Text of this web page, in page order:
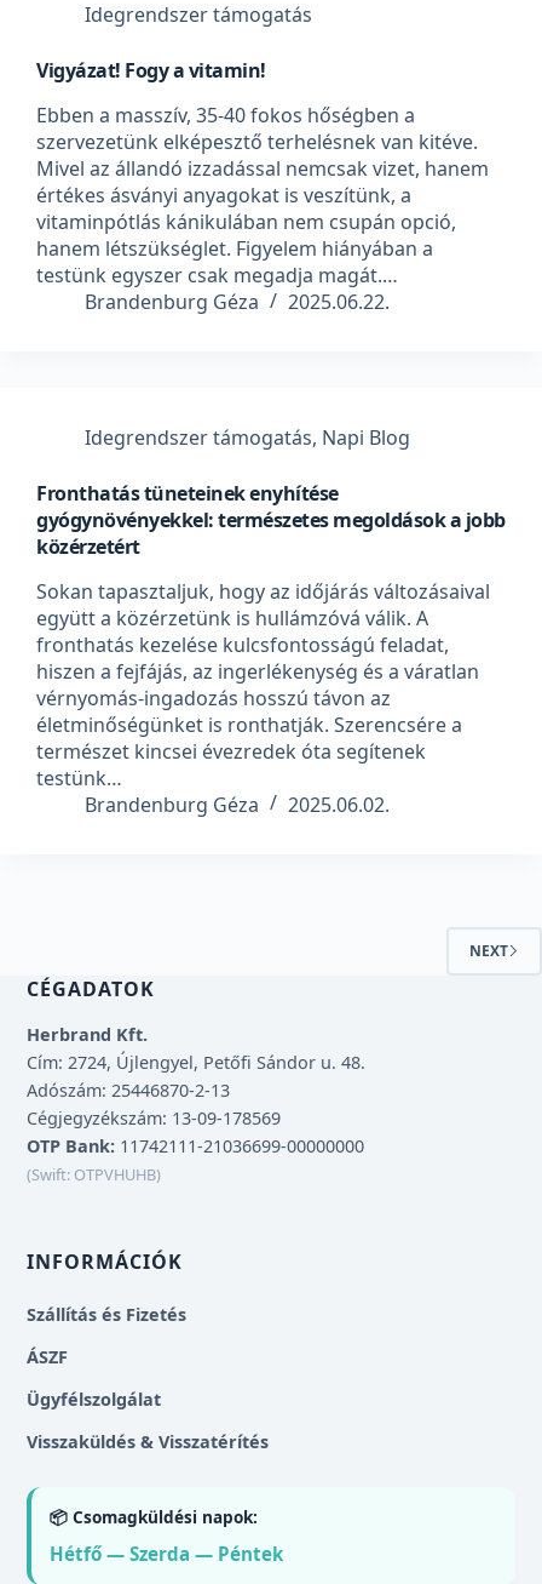
Idegrendszer támogatás
Vigyázat! Fogy a vitamin!
Ebben a masszív, 35-40 fokos hőségben a
szervezetünk elképesztő terhelésnek van kitéve.
Mivel az állandó izzadással nemcsak vizet, hanem
értékes ásványi anyagokat is veszítünk, a
vitaminpótlás kánikulában nem csupán opció,
hanem létszükséglet. Figyelem hiányában a
testünk egyszer csak megadja magát.…
Brandenburg Géza
2025.06.22.
Idegrendszer támogatás, Napi Blog
Fronthatás tüneteinek enyhítése
gyógynövényekkel: természetes megoldások a jobb
közérzetért
Sokan tapasztaljuk, hogy az időjárás változásaival
együtt a közérzetünk is hullámzóvá válik. A
fronthatás kezelése kulcsfontosságú feladat,
hiszen a fejfájás, az ingerlékenység és a váratlan
vérnyomás-ingadozás hosszú távon az
életminőségünket is ronthatják. Szerencsére a
természet kincsei évezredek óta segítenek
testünk…
Brandenburg Géza
2025.06.02.
NEXT
CÉGADATOK
Herbrand Kft.
Cím: 2724, Újlengyel, Petőfi Sándor u. 48.
Adószám: 25446870-2-13
Cégjegyzékszám: 13-09-178569
OTP Bank: 11742111-21036699-00000000
(Swift: OTPVHUHB)
INFORMÁCIÓK
Szállítás és Fizetés
ÁSZF
Ügyfélszolgálat
Visszaküldés & Visszatérítés
📦 Csomagküldési napok:
Hétfő — Szerda — Péntek